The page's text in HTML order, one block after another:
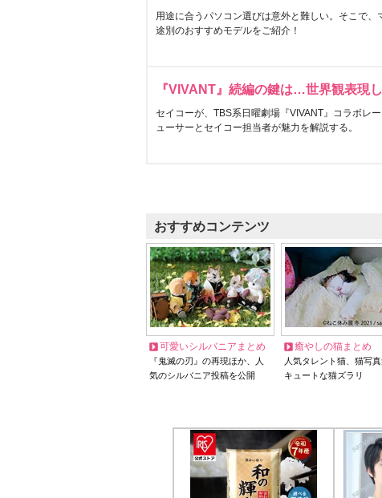
用途に合うパソコン選びは意外と難しい。そこで
途別のおすすめモデルをご紹介！
『VIVANT』続編の鍵は…世界観表現
セイコーが、TBS系日曜劇場『VIVANT』コラボレ
ューサーとセイコー担当者が魅力を解説する。
おすすめコンテンツ
可愛いシルバニアまとめ
『鬼滅の刃』の再現ほか、人
気のシルバニア投稿を公開
癒やしの猫まとめ
人気タレント猫、猫写
キュートな猫ズラリ